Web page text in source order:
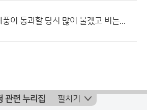
풍이 통과할 당시 많이 불겠고 비는...
관련 누리집 펼치기